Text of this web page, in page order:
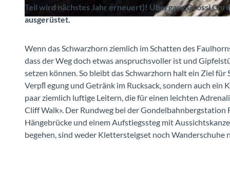
© Berne Rando, grindelwald.ch
Teil wird nächstes Jahr erneuert)! Übergang Grossi
ausgerüstet.
Wenn das Schwarzhorn ziemlich im Schatten des
dass der Weg doch etwas anspruchsvoller ist und
setzen können. So bleibt das Schwarzhorn halt ein Ziel
Verpﬂ egung und Getränk im Rucksack, sondern auch
paar ziemlich luftige Leitern, die für einen leichten
Cliff Walk». Der Rundweg bei der Gondelbahnbergstation
Hängebrücke und einem Aufstiegssteg mit
begehen, sind weder Klettersteigset noch Wanderschuhe